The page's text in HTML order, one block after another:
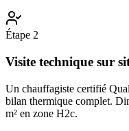
Étape 2
Visite technique sur
Un chauffagiste certifié
bilan thermique complet.
m² en zone H2c.